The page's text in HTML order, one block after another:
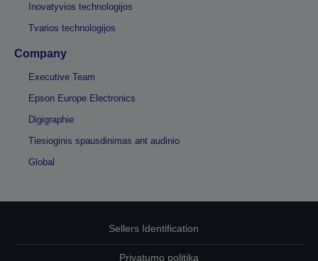
Inovatyvios technologijos
Tvarios technologijos
Company
Executive Team
Epson Europe Electronics
Digigraphie
Tiesioginis spausdinimas ant audinio
Global
Sellers Identification
Privatumo politika